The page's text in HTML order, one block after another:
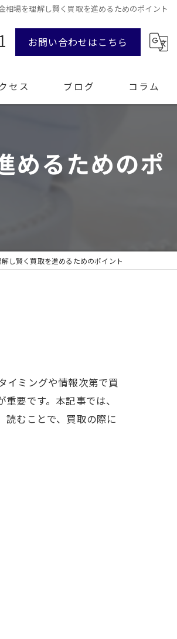
相場を理解し賢く買取を進めるためのポイント
お問い合わせはこちら
セス ブログ コラム
めるためのポ
し賢く買取を進めるためのポイント
イミングや情報次第で買
要です。本記事では、
読むことで、買取の際に